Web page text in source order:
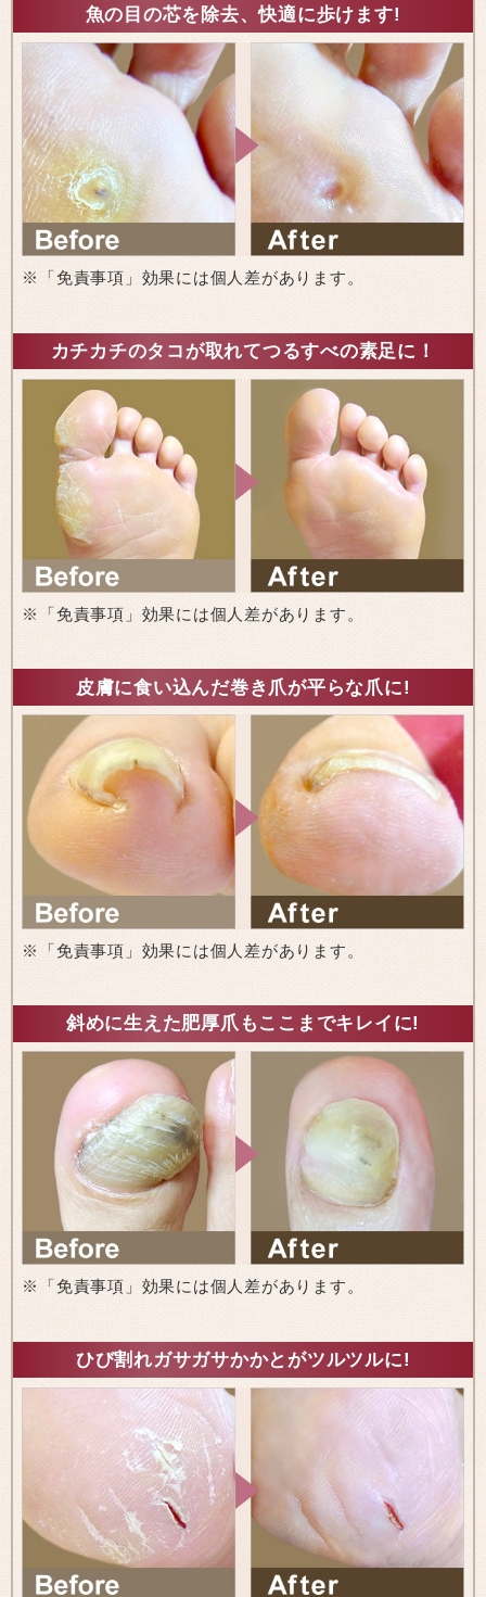
魚の目の芯を除去、快適に歩けます!
※「免責事項」効果には個人差があります。
カチカチのタコが取れてつるすべの素足に！
※「免責事項」効果には個人差があります。
皮膚に食い込んだ巻き爪が平らな爪に!
※「免責事項」効果には個人差があります。
斜めに生えた肥厚爪もここまでキレイに!
※「免責事項」効果には個人差があります。
ひび割れガサガサかかとがツルツルに!